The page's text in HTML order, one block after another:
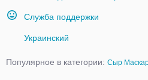
Служба поддержки
Украинский
Популярное в категории: Сыр